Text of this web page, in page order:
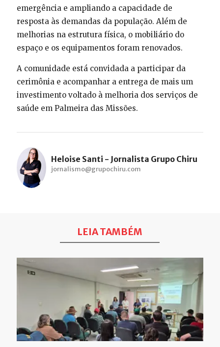
emergência e ampliando a capacidade de
resposta às demandas da população. Além de
melhorias na estrutura física, o mobiliário do
espaço e os equipamentos foram renovados.
A comunidade está convidada a participar da
cerimônia e acompanhar a entrega de mais um
investimento voltado à melhoria dos serviços de
saúde em Palmeira das Missões.
Heloise Santi - Jornalista Grupo Chiru
jornalismo@grupochiru.com
LEIA TAMBÉM